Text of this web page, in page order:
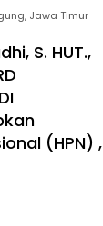
Jawa Timur
S. HUT.,
(HPN) ,